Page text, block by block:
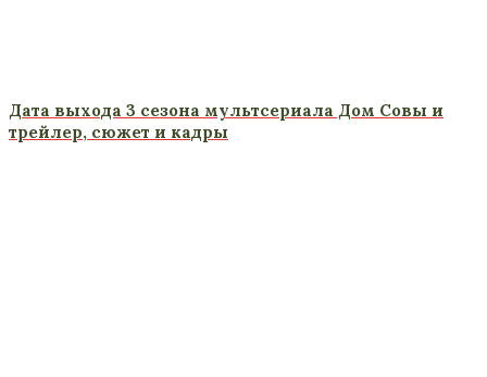
Дата выхода 3 сезона мультсериала Дом Совы и
трейлер, сюжет и кадры